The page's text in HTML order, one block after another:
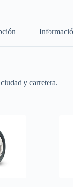
y carretera.